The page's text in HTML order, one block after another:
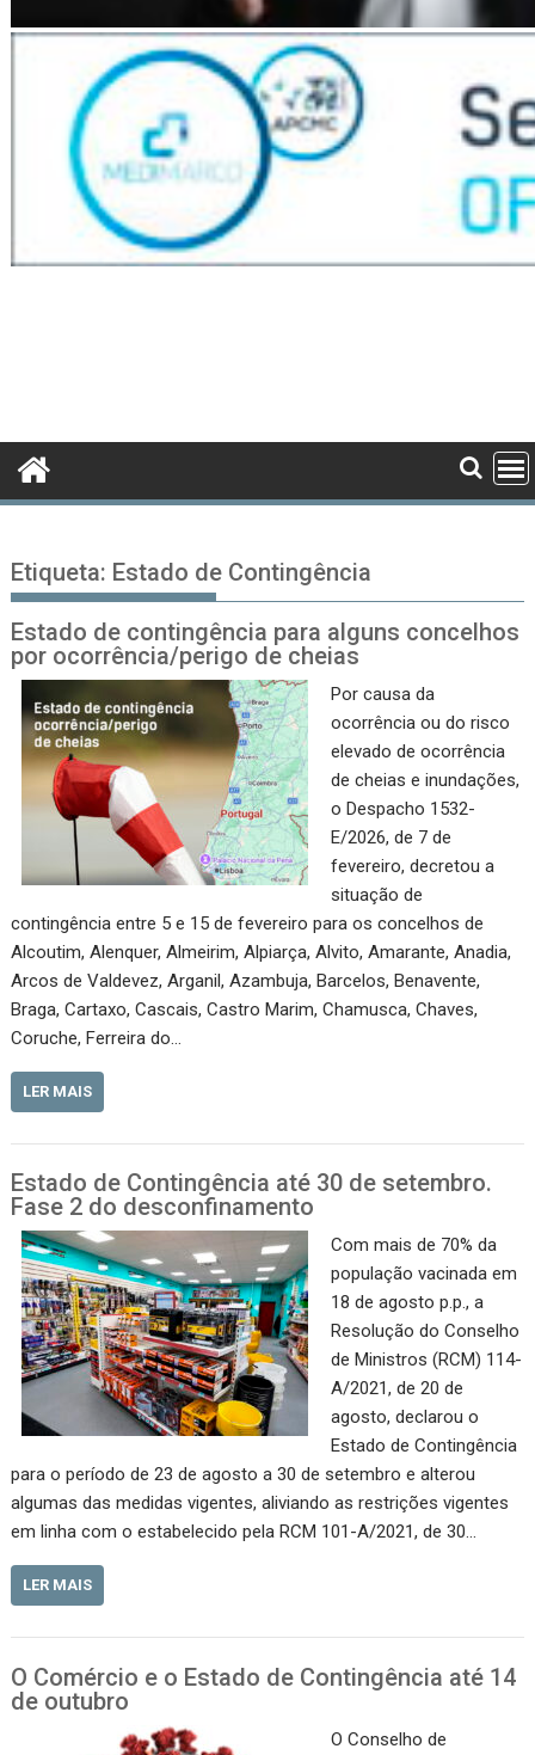
Etiqueta: Estado de Contingência
Estado de contingência para alguns concelhos
por ocorrência/perigo de cheias
Por causa da
ocorrência ou do risco
elevado de ocorrência
de cheias e inundações,
o Despacho 1532-
E/2026, de 7 de
fevereiro, decretou a
situação de
contingência entre 5 e 15 de fevereiro para os concelhos de
Alcoutim, Alenquer, Almeirim, Alpiarça, Alvito, Amarante, Anadia,
Arcos de Valdevez, Arganil, Azambuja, Barcelos, Benavente,
Braga, Cartaxo, Cascais, Castro Marim, Chamusca, Chaves,
Coruche, Ferreira do…
LER MAIS
Estado de Contingência até 30 de setembro.
Fase 2 do desconfinamento
Com mais de 70% da
população vacinada em
18 de agosto p.p., a
Resolução do Conselho
de Ministros (RCM) 114-
A/2021, de 20 de
agosto, declarou o
Estado de Contingência
para o período de 23 de agosto a 30 de setembro e alterou
algumas das medidas vigentes, aliviando as restrições vigentes
em linha com o estabelecido pela RCM 101-A/2021, de 30…
LER MAIS
O Comércio e o Estado de Contingência até 14
de outubro
O Conselho de